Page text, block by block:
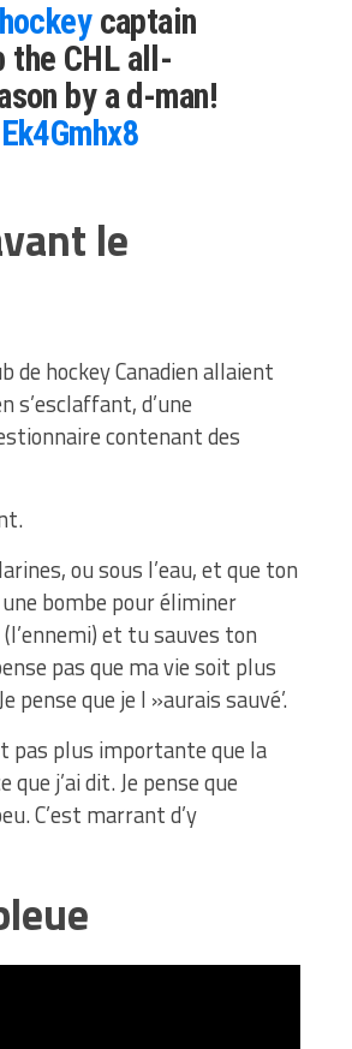
captain
the CHL all-
by a d-man!
le
de hockey Canadien allaient
s’esclaffant, d’une
contenant des
ou sous l’eau, et que ton
bombe pour éliminer
et tu sauves ton
pas que ma vie soit plus
que je l »aurais sauvé’.
pas plus importante que la
que j’ai dit. Je pense que
C’est marrant d’y